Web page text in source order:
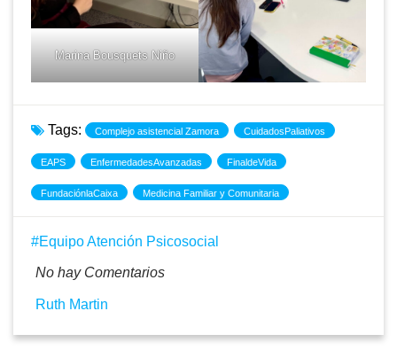
Marina Bousquets Niño
Tags: Complejo asistencial Zamora CuidadosPaliativos
EAPS EnfermedadesAvanzadas FinaldeVida
FundaciónlaCaixa Medicina Familiar y Comunitaria
Equipo Atención Psicosocial
No hay Comentarios
Ruth Martin